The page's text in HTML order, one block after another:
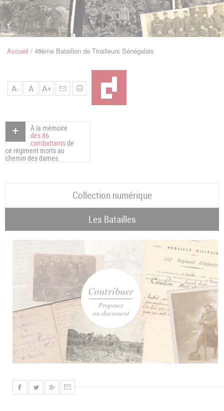
Navigation
FilAccueil 48ème Bataillon de Tirailleurs Sénégalais
A- A A+
À la mémoire
des 86
combattantsde
ce régiment morts au
chemin des dames.
Collection numérique
Les Batailles